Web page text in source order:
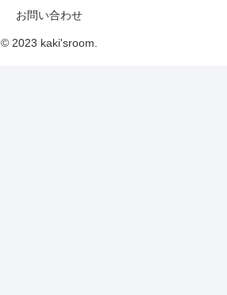
お問い合わせ
© 2023 kaki'sroom.